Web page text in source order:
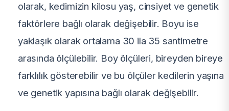
olarak, kedimizin kilosu yaş, cinsiyet ve genetik
faktörlere bağlı olarak değişebilir. Boyu ise
yaklaşık olarak ortalama 30 ila 35 santimetre
arasında ölçülebilir. Boy ölçüleri, bireyden bireye
farklılık gösterebilir ve bu ölçüler kedilerin yaşına
ve genetik yapısına bağlı olarak değişebilir.